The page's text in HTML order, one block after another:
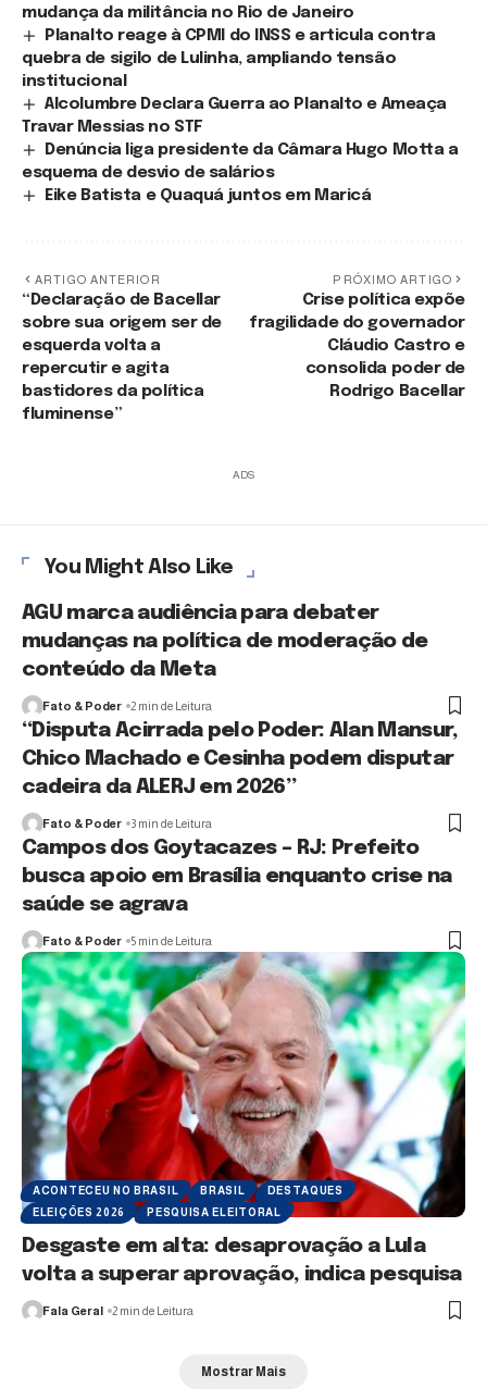
mudança da militância no Rio de Janeiro
Planalto reage à CPMI do INSS e articula contra
quebra de sigilo de Lulinha, ampliando tensão
institucional
Alcolumbre Declara Guerra ao Planalto e Ameaça
Travar Messias no STF
Denúncia liga presidente da Câmara Hugo Motta a
esquema de desvio de salários
Eike Batista e Quaquá juntos em Maricá
ARTIGO ANTERIOR
“Declaração de Bacellar
sobre sua origem ser de
esquerda volta a
repercutir e agita
bastidores da política
fluminense”
PRÓXIMO ARTIGO
Crise política expõe
fragilidade do governador
Cláudio Castro e
consolida poder de
Rodrigo Bacellar
ADS
You Might Also Like
AGU marca audiência para debater
mudanças na política de moderação de
conteúdo da Meta
Fato & Poder 2 min de Leitura
“Disputa Acirrada pelo Poder: Alan Mansur,
Chico Machado e Cesinha podem disputar
cadeira da ALERJ em 2026”
Fato & Poder 3 min de Leitura
Campos dos Goytacazes – RJ: Prefeito
busca apoio em Brasília enquanto crise na
saúde se agrava
Fato & Poder 5 min de Leitura
ACONTECEU NO BRASIL BRASIL
DESTAQUES
ELEIÇÕES 2026
PESQUISA ELEITORAL
Desgaste em alta: desaprovação a Lula
volta a superar aprovação, indica pesquisa
Fala Geral 2 min de Leitura
Mostrar Mais